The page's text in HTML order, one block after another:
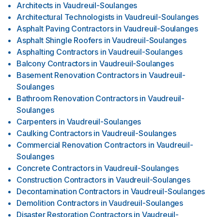
Architects in Vaudreuil-Soulanges
Architectural Technologists in Vaudreuil-Soulanges
Asphalt Paving Contractors in Vaudreuil-Soulanges
Asphalt Shingle Roofers in Vaudreuil-Soulanges
Asphalting Contractors in Vaudreuil-Soulanges
Balcony Contractors in Vaudreuil-Soulanges
Basement Renovation Contractors in Vaudreuil-
Soulanges
Bathroom Renovation Contractors in Vaudreuil-
Soulanges
Carpenters in Vaudreuil-Soulanges
Caulking Contractors in Vaudreuil-Soulanges
Commercial Renovation Contractors in Vaudreuil-
Soulanges
Concrete Contractors in Vaudreuil-Soulanges
Construction Contractors in Vaudreuil-Soulanges
Decontamination Contractors in Vaudreuil-Soulanges
Demolition Contractors in Vaudreuil-Soulanges
Disaster Restoration Contractors in Vaudreuil-